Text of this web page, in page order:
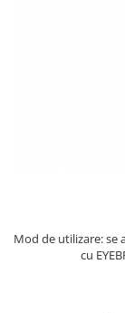
Mod de utilizare: se
cu